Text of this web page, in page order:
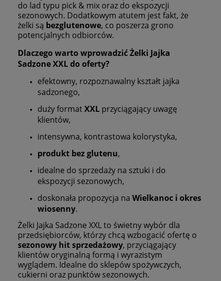
do lad typu pick & mix oraz do ekspozycji
sezonowych. Dodatkowym atutem jest fakt, że
żelki są bezglutenowe, co poszerza grono
potencjalnych odbiorców.
Dlaczego warto wprowadzić Żelki Jajka
Sadzone XXL do oferty?
efektowny, rozpoznawalny kształt jajka
sadzonego,
duży formatXXL przyciągający uwagę
klientów,
intensywna, kontrastowa kolorystyka,
produkt bez glutenu,
idealne do sprzedaży na sztuki i do
ekspozycji sezonowych,
doskonała propozycja na Wielkanoc i okres
wiosenny.
Żelki Jajka Sadzone XXL to świetny wybór dla
przedsiębiorców, którzy chcą wzbogacić ofertę o
sezonowy hit sprzedażowy, przyciągający
klientów oryginalną formą i wyrazistym
wyglądem. Idealne do sklepów spożywczych,
cukierni oraz punktów sezonowych.